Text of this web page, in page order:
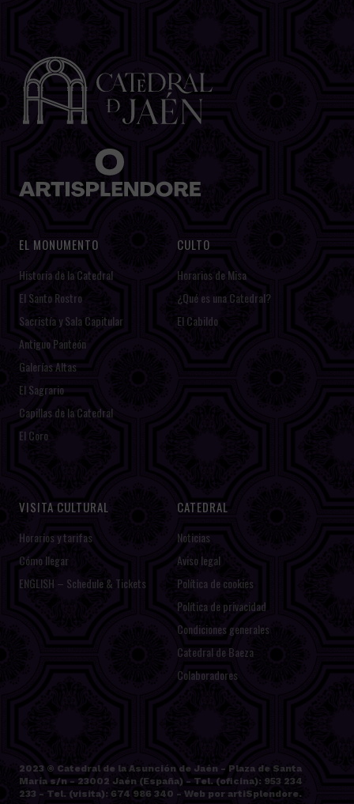
EL MONUMENTO
Historia de la Catedral
El Santo Rostro
Sacristía y Sala Capitular
Antiguo Panteón
Galerías Altas
El Sagrario
Capillas de la Catedral
El Coro
CULTO
Horarios de Misa
¿Qué es una Catedral?
El Cabildo
VISITA CULTURAL
Horarios y tarifas
Cómo llegar
ENGLISH – Schedule & Tickets
CATEDRAL
Noticias
Aviso legal
Política de cookies
Política de privacidad
Condiciones generales
Catedral de Baeza
Colaboradores
2023 © Catedral de la Asunción de Jaén- Plaza de Santa
María s/n - 23002 Jaén (España) - Tel. (oficina): 953 234
233 - Tel. (visita): 674 986 340 - Web por artiSplendore